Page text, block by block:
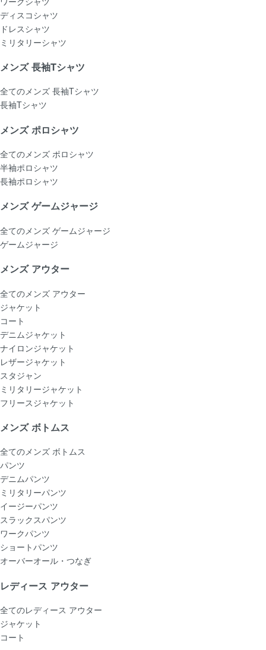
ディスコシャツ
ドレスシャツ
ミリタリーシャツ
メンズ 長袖Tシャツ
全てのメンズ 長袖Tシャツ
長袖Tシャツ
メンズ ポロシャツ
全てのメンズ ポロシャツ
半袖ポロシャツ
長袖ポロシャツ
メンズ ゲームジャージ
全てのメンズ ゲームジャージ
ゲームジャージ
メンズ アウター
全てのメンズ アウター
ジャケット
コート
デニムジャケット
ナイロンジャケット
レザージャケット
スタジャン
ミリタリージャケット
フリースジャケット
メンズ ボトムス
全てのメンズ ボトムス
パンツ
デニムパンツ
ミリタリーパンツ
イージーパンツ
スラックスパンツ
ワークパンツ
ショートパンツ
オーバーオール・つなぎ
レディース アウター
全てのレディース アウター
ジャケット
コート